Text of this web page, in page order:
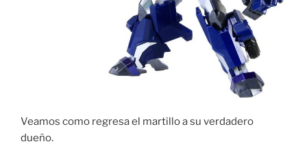
Veamos como regresa el martillo a su verdadero
dueño.